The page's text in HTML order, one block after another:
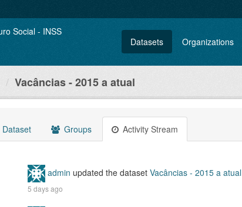
Datasets Organizations
Vacâncias - 2015 a atual
Dataset Groups Activity Stream
admin updated the dataset Vacâncias - 2015 a atual
5 days ago